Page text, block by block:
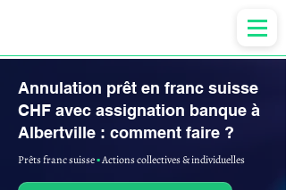
Annulation prêt en franc suisse
CHF avec assignation banque à
Albertville : comment faire ?
Prêts franc suisse▪︎Actions collectives & individuelles